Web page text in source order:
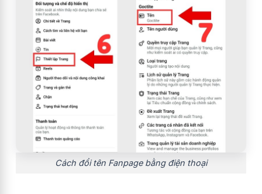
Cách đổi tên Fanpage bằng điện thoại